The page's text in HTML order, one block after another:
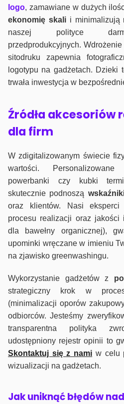
logo, zamawiane w dużych
ekonomię skalii minimalizują
naszej polityce
przedprodukcyjnych.
sitodruku zapewnia
logotypu na gadżetach. Dzieki
trwała inwestycja w
Źródła akcesoriów
dla firm
W zdigitalizowanym świecie
wartości.
powerbanki czy kubki
skutecznie podnoszą
oraz klientów. Nasi
procesu realizacji oraz jakości
dla bawełny organicznej),
upominki wręczane w imieniu
na zjawisko greenwashingu.
Wykorzystanie gadżetów z
strategiczny krok w
(minimalizacji oporów
odbiorców. Jesteśmy
transparentna polityka
udostępniony rejestr opinii to
Skontaktuj się z nami w celu
wizualizacji na gadżetach.
Jak uniknąć błędów